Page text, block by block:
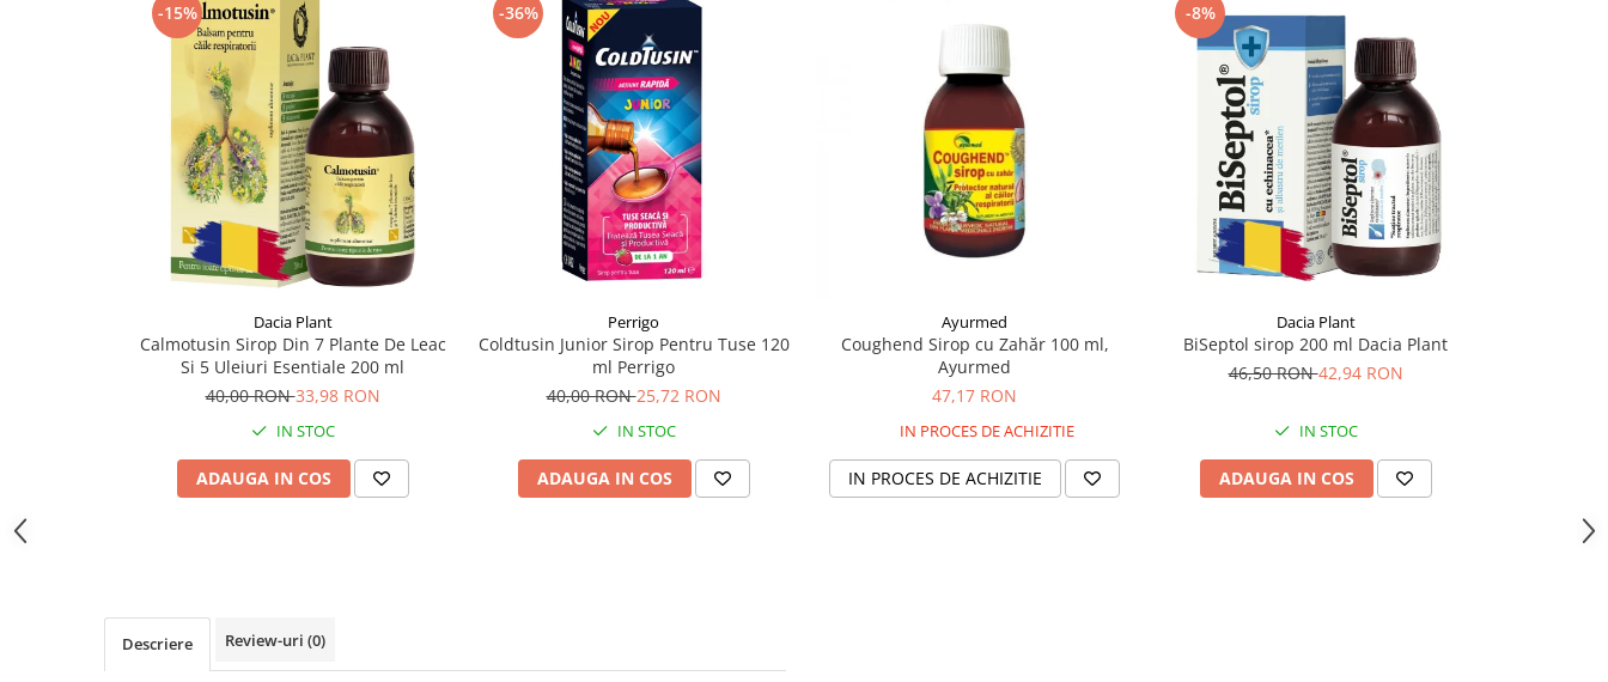
Supliment Vitamina D3
Tincturi si Gemoderivate
Tuse gat si respiratie
-15%
Dacia Plant
Calmotusin Sirop Din 7 Plante De Leac
Si 5 Uleiuri Esentiale 200 ml
40,00 RON33,98 RON
IN STOC
ADAUGA IN COS
-36%
Perrigo
Coldtusin Junior Sirop Pentru Tuse 120
ml Perrigo
40,00 RON25,72 RON
IN STOC
ADAUGA IN COS
Ayurmed
Coughend Sirop cu Zahăr 100 ml,
Ayurmed
47,17 RON
IN PROCES DE ACHIZITIE
IN PROCES DE ACHIZITIE
-8%
Dacia Plant
BiSeptol sirop 200 ml Dacia Plant
46,50 RON42,94 RON
IN STOC
ADAUGA IN COS
Descriere Review-uri (0)